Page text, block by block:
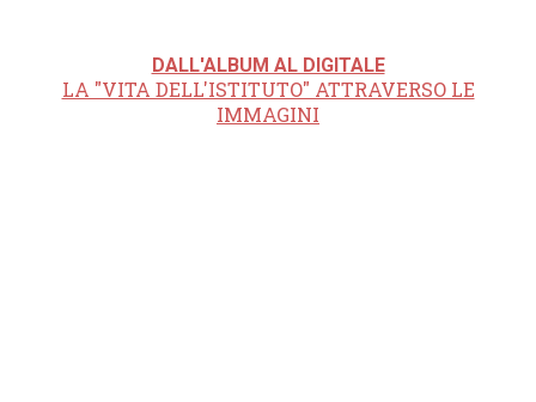
DALL'ALBUM AL DIGITALE
LA "VITA DELL'ISTITUTO" ATTRAVERSO LE
IMMAGINI